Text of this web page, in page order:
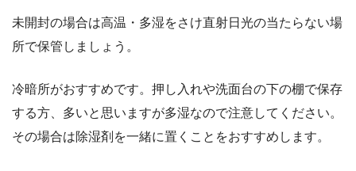
未開封の場合は高温・多湿をさけ直射日光の当たらない場
所で保管しましょう。
冷暗所がおすすめです。押し入れや洗面台の下の棚で保存
する方、多いと思いますが多湿なので注意してください。
その場合は除湿剤を一緒に置くことをおすすめします。